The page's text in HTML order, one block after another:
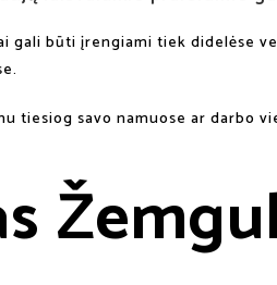
būti įrengiami tiek didelėse
tiesiog savo namuose ar darbo